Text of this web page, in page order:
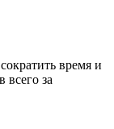
время и
всего за